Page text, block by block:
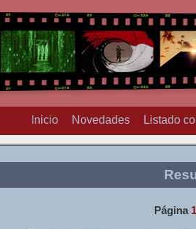
Inicio Novedades Listado
Página